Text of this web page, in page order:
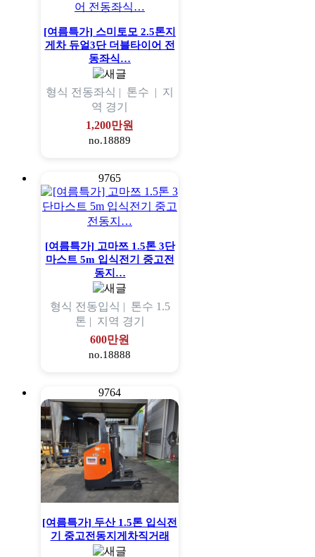
[여름특가] 스미토모 2.5톤지
게차 듀얼3단 더블타이어 전
동좌식…
형식 전동좌식 | 톤수 | 지
역 경기
1,200만원
no.18889
9765
[여름특가] 고마쯔 1.5톤 3단
마스트 5m 입식전기 중고전
동지…
형식 전동입식 | 톤수 1.5
톤 | 지역 경기
600만원
no.18888
9764
[여름특가] 두산 1.5톤 입식전
기 중고전동지게차직거래